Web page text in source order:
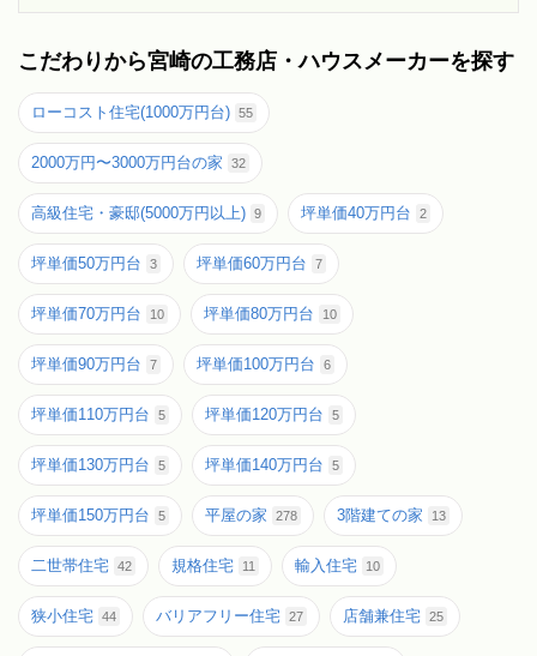
こだわりから宮崎の工務店・ハウスメーカーを探す
ローコスト住宅(1000万円台) 55
2000万円〜3000万円台の家 32
高級住宅・豪邸(5000万円以上) 9 坪単価40万円台 2
坪単価50万円台 3 坪単価60万円台 7
坪単価70万円台 10 坪単価80万円台 10
坪単価90万円台 7 坪単価100万円台 6
坪単価110万円台 5 坪単価120万円台 5
坪単価130万円台 5 坪単価140万円台 5
坪単価150万円台 5 平屋の家 278 3階建ての家 13
二世帯住宅 42 規格住宅 11 輸入住宅 10
狭小住宅 44 バリアフリー住宅 27 店舗兼住宅 25